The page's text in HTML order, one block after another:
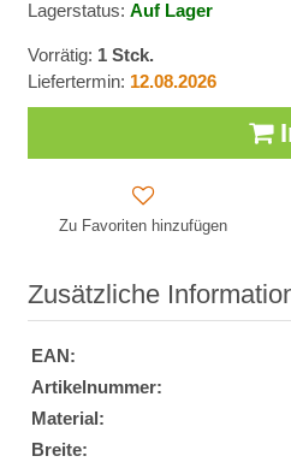
Lagerstatus: Auf Lager
Vorrätig: 1 Stck.
Liefertermin: 12.08.2026
Zu Favoriten hinzufügen
Zusätzliche
EAN:
Artikelnummer:
Material:
Breite: